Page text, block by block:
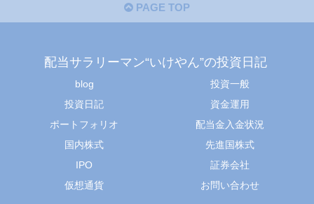
PAGE TOP
配当サラリーマン“いけやん”の投資日記 ​
blog
投資一般
投資日記
資金運用
ポートフォリオ
配当金入金状況
国内株式
先進国株式
IPO
証券会社
仮想通貨
お問い合わせ